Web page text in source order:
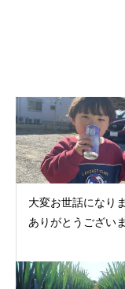
大変お世話になり
ありがとうございま